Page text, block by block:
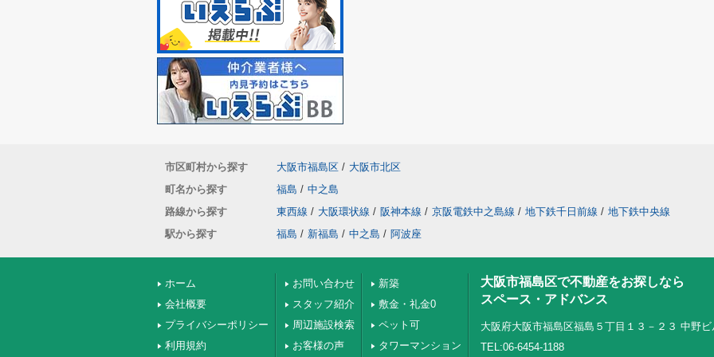
市区町村から探す 大阪市福島区 / 大阪市北区
町名から探す
福島 / 中之島
路線から探す
東西線 / 大阪環状線 / 阪神本線 / 京阪電鉄中之島線 / 地下鉄千日前線 / 地下鉄中央線
駅から探す
福島 / 新福島 / 中之島 / 阿波座
ホーム
会社概要
プライバシーポリシー
利用規約
お問い合わせ
スタッフ紹介
周辺施設検索
お客様の声
新築
敷金・礼金0
ペット可
タワーマンション
大阪市福島区で不動産をお探しなら
スペース・アドバンス
大阪府大阪市福島区福島５丁目１３－２３ 中野
TEL:06-6454-1188